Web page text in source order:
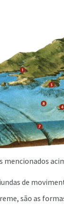
de
são as